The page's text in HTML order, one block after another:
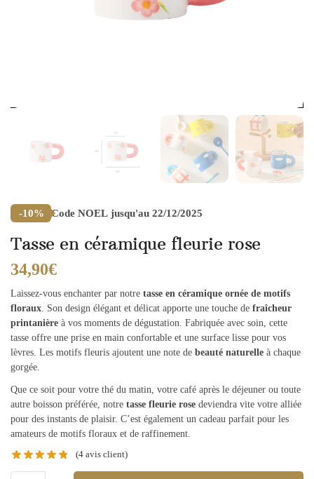
-10% Code NOEL jusqu'au 22/12/2025
Tasse en céramique fleurie rose
34,90€
Laissez-vous enchanter par notre tasse en céramique ornée de motifs
floraux. Son design élégant et délicat apporte une touche de fraîcheur
printanière à vos moments de dégustation. Fabriquée avec soin, cette
tasse offre une prise en main confortable et une surface lisse pour vos
lèvres. Les motifs fleuris ajoutent une note de beauté naturelle à chaque
gorgée.
Que ce soit pour votre thé du matin, votre café après le déjeuner ou toute
autre boisson préférée, notre tasse fleurie rose deviendra vite votre alliée
pour des instants de plaisir. C’est également un cadeau parfait pour les
amateurs de motifs floraux et de raffinement.
(4 avis client)